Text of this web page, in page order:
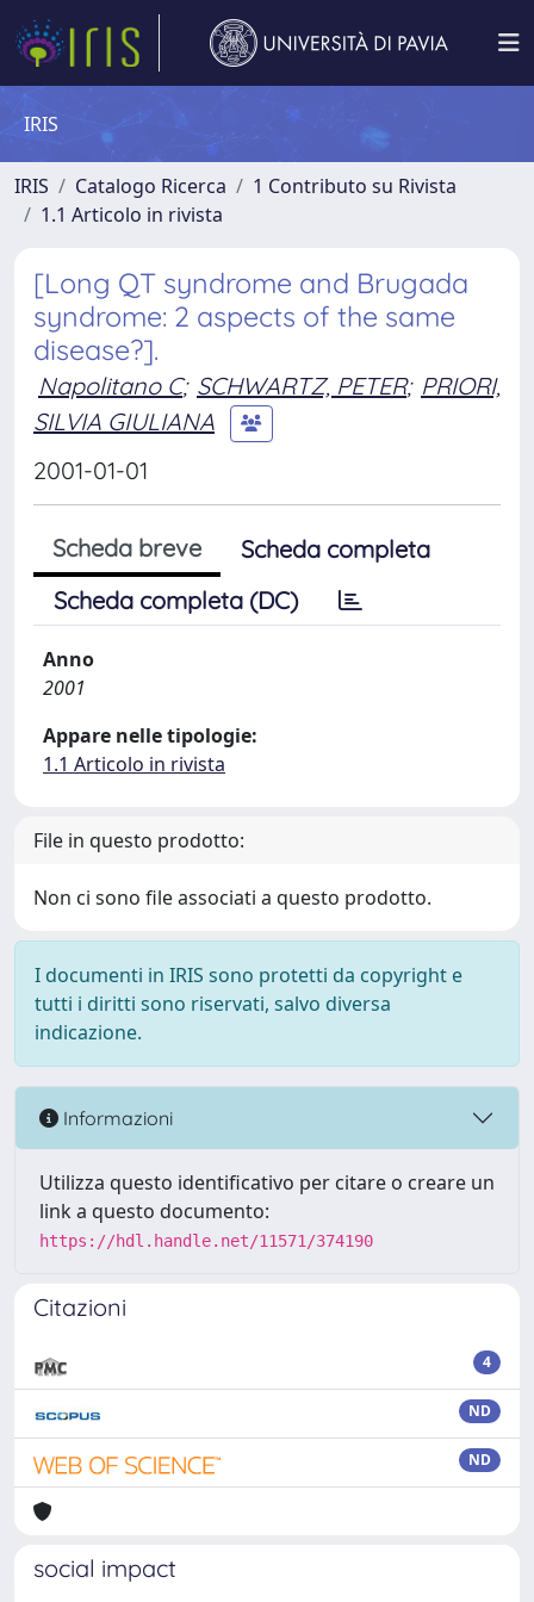
IRIS
IRIS Catalogo Ricerca
1 Contributo su Rivista
1.1 Articolo in rivista
[Long QT syndrome and Brugada
syndrome: 2 aspects of the same
disease?].
Napolitano C; SCHWARTZ, PETER; PRIORI,
SILVIA GIULIANA
2001-01-01
Scheda breve
Scheda completa
Scheda completa (DC)
Anno
2001
Appare nelle tipologie:
1.1 Articolo in rivista
File in questo prodotto:
Non ci sono file associati a questo prodotto.
I documenti in IRIS sono protetti da copyright e
tutti i diritti sono riservati, salvo diversa
indicazione.
Informazioni
Utilizza questo identificativo per citare o creare un
link a questo documento:
https://hdl.handle.net/11571/374190
Citazioni
4
ND
ND
social impact